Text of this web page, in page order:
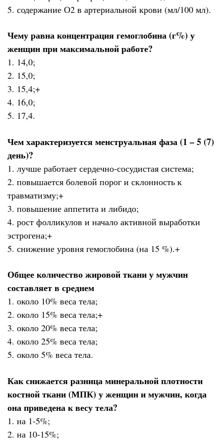
5. содержание О2 в артериальной крови (мл/100 мл).
Чему равна концентрация гемоглобина (г%) у
женщин при максимальной работе?
1. 14,0;
2. 15,0;
3. 15,4;+
4. 16,0;
5. 17,4.
Чем характеризуется менструальная фаза (1 – 5 (7)
день)?
1. лучше работает сердечно-сосудистая система;
2. повышается болевой порог и склонность к
травматизму;+
3. повышение аппетита и либидо;
4. рост фолликулов и начало активной выработки
эстрогена;+
5. снижение уровня гемоглобина (на 15 %).+
Общее количество жировой ткани у мужчин
составляет в среднем
1. около 10% веса тела;
2. около 15% веса тела;+
3. около 20% веса тела;
4. около 25% веса тела;
5. около 5% веса тела.
Как снижается разница минеральной плотности
костной ткани (МПК) у женщин и мужчин, когда
она приведена к весу тела?
1. на 1-5%;
2. на 10-15%;